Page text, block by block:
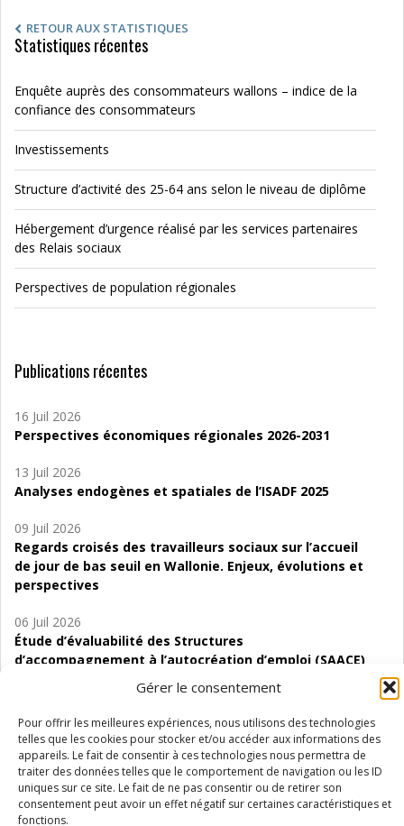
Gérer le consentement
Pour offrir les meilleures expériences, nous utilisons des technologies
telles que les cookies pour stocker et/ou accéder aux informations des
appareils. Le fait de consentir à ces technologies nous permettra de
traiter des données telles que le comportement de navigation ou les ID
uniques sur ce site. Le fait de ne pas consentir ou de retirer son
consentement peut avoir un effet négatif sur certaines caractéristiques et
fonctions.
RETOUR AUX STATISTIQUES
Statistiques récentes
Enquête auprès des consommateurs wallons – indice de la
confiance des consommateurs
Investissements
Structure d’activité des 25-64 ans selon le niveau de diplôme
Hébergement d’urgence réalisé par les services partenaires
des Relais sociaux
Perspectives de population régionales
Publications récentes
16 Juil 2026
Perspectives économiques régionales 2026-2031
13 Juil 2026
Analyses endogènes et spatiales de l’ISADF 2025
09 Juil 2026
Regards croisés des travailleurs sociaux sur l’accueil
de jour de bas seuil en Wallonie. Enjeux, évolutions et
perspectives
06 Juil 2026
Étude d’évaluabilité des Structures
d’accompagnement à l’autocréation d’emploi (SAACE)
Pénurie du personnel infirmier :quels indicateurs
d’offre de soins pour comprendre la situation en
Wallonie ?